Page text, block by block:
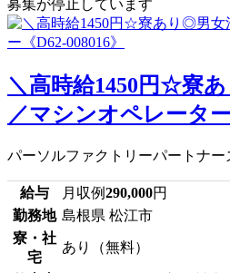
募集が停止しています
＼高時給1450円☆寮
／マシンオペレータ
パーソルファクトリーパートナ
給与 月収例290,000円
勤務地 島根県 松江市
寮・社
宅
あり（無料）